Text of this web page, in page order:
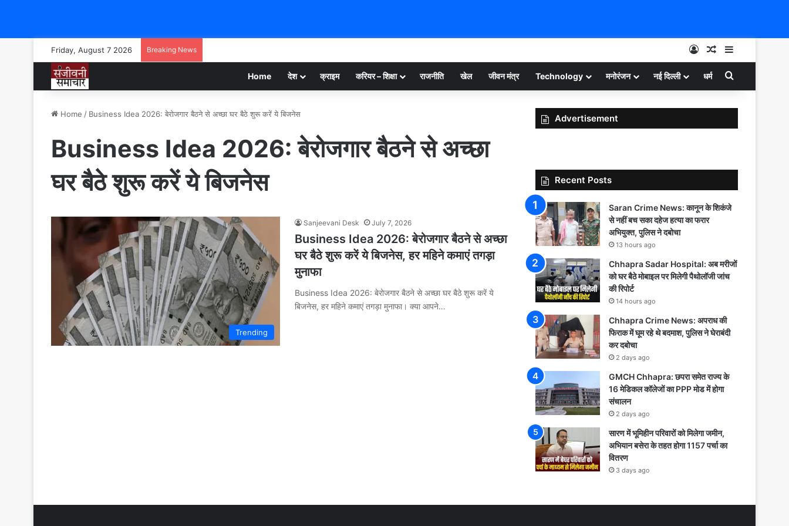
Friday, August 7 2026 Breaking News Log InRandom Article
Sidebar
Home देश क्राइम करियर – शिक्षा राजनीति खेल जीवन मंत्र Technology मनोरंजन नई दिल्ली धर्म Search for
Home / Business Idea 2026: बेरोजगार बैठने से अच्छा घर बैठे शुरू करें ये बिजनेस
Business Idea 2026: बेरोजगार बैठने से अच्छा
घर बैठे शुरू करें ये बिजनेस
Trending
Sanjeevani Desk July 7, 2026
Business Idea 2026: बेरोजगार बैठने से अच्छा
घर बैठे शुरू करें ये बिजनेस, हर महिने कमाएं तगड़ा
मुनाफा
Business Idea 2026: बेरोजगार बैठने से अच्छा घर बैठे शुरू करें ये
बिजनेस, हर महिने कमाएं तगड़ा मुनाफा। क्या आपने…
Advertisement
Recent Posts
Saran Crime News: कानून के शिकंजे
से नहीं बच सका दहेज हत्या का फरार
अभियुक्त, पुलिस ने दबोचा
13 hours ago
Chhapra Sadar Hospital: अब मरीजों
को घर बैठे मोबाइल पर मिलेगी पैथोलॉजी जांच
की रिपोर्ट
14 hours ago
Chhapra Crime News: अपराध की
फिराक में घूम रहे थे बदमाश, पुलिस ने घेराबंदी
कर दबोचा
2 days ago
GMCH Chhapra: छपरा समेत राज्य के
16 मेडिकल कॉलेजों का PPP मोड में होगा
संचालन
2 days ago
सारण में भूमिहीन परिवारों को मिलेगा जमीन,
अभियान बसेरा के तहत होगा 1157 पर्चा का
वितरण
3 days ago